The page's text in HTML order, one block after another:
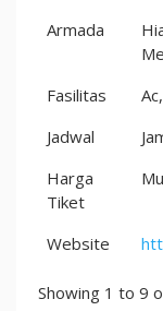
Armada
Fasilitas
Jadwal
Harga
Tiket
Website
Showing 1 to 9